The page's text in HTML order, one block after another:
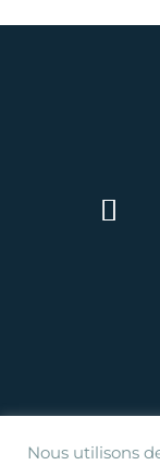
Nous utilisons